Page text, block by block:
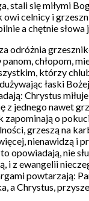
stali się miłymi
owi celnicy i
a chętnie słowa
odróżnia
chłopom,
którzy
łaski
Chrystus
z jednego nawet
zapominają o
grzeszą na
nienawidzą i
opowiadają, nie
i z ewangelii
powtarzają:
a Chrystus,